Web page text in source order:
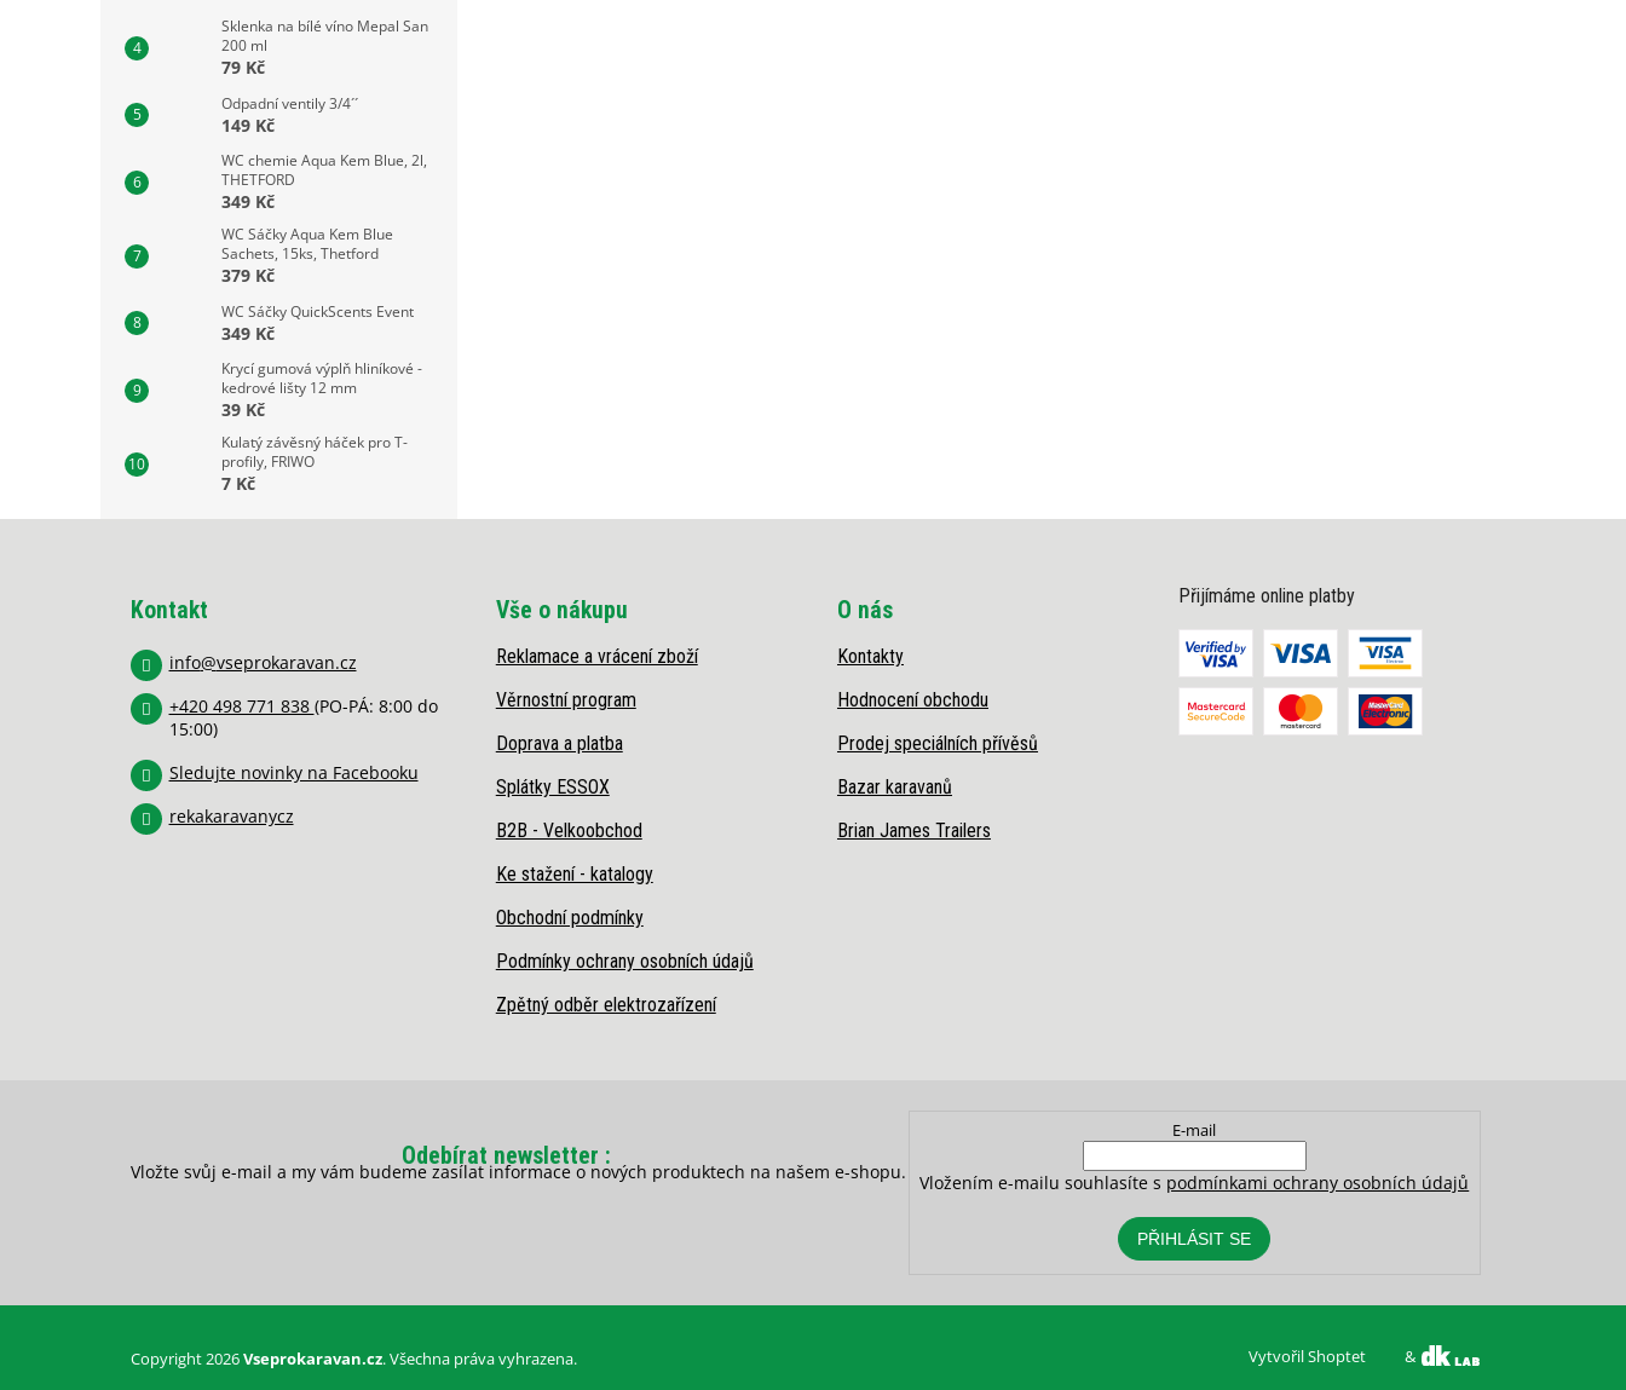
Sklenka na bílé víno Mepal San
200 ml
79 Kč
Odpadní ventily 3/4´´
149 Kč
WC chemie Aqua Kem Blue, 2l,
THETFORD
349 Kč
WC Sáčky Aqua Kem Blue
Sachets, 15ks, Thetford
379 Kč
WC Sáčky QuickScents Event
349 Kč
Krycí gumová výplň hliníkové -
kedrové lišty 12 mm
39 Kč
Kulatý závěsný háček pro T-
profily, FRIWO
7 Kč
Kontakt
info@vseprokaravan.cz
+420 498 771 838 (PO-PÁ: 8:00 do
15:00)
Sledujte novinky na Facebooku
rekakaravanycz
Vše o nákupu
Reklamace a vrácení zboží
Věrnostní program
Doprava a platba
Splátky ESSOX
B2B - Velkoobchod
Ke stažení - katalogy
Obchodní podmínky
Podmínky ochrany osobních údajů
Zpětný odběr elektrozařízení
O nás
Kontakty
Hodnocení obchodu
Prodej speciálních přívěsů
Bazar karavanů
Brian James Trailers
Přijímáme online platby
Odebírat newsletter
Vložte svůj e-mail a my vám budeme zasílat informace o nových produktech na našem e-shopu.
E-mail
Vložením e-mailu souhlasíte s podmínkami ochrany osobních údajů
PŘIHLÁSIT SE
Vytvořil Shoptet &
Copyright 2026Vseprokaravan.cz. Všechna práva vyhrazena.